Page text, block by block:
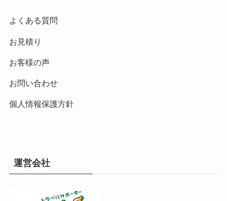
よくある質問
お見積り
お客様の声
お問い合わせ
個人情報保護方針
運営会社